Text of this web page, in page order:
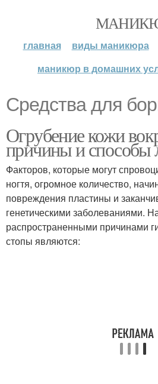
главная виды маникюра
маникюр в домашних
Средства для
Огрубение кожи
причины и способы
Факторов, которые могут
ногтя, огромное количество,
повреждения пластины и
генетическими заболеваниями.
распространенными причинами
стопы являются: